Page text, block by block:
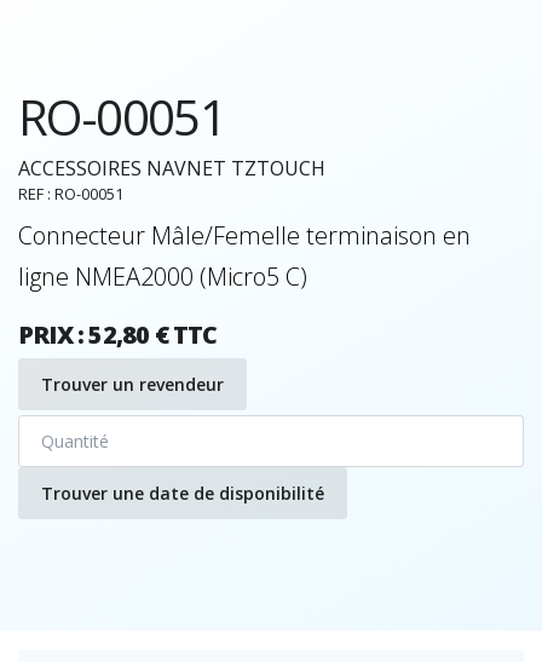
RO-00051
ACCESSOIRES NAVNET TZTOUCH
REF : RO-00051
Connecteur Mâle/Femelle terminaison en
ligne NMEA2000 (Micro5 C)
PRIX : 52,80 € TTC
Trouver un revendeur
Trouver une date de disponibilité